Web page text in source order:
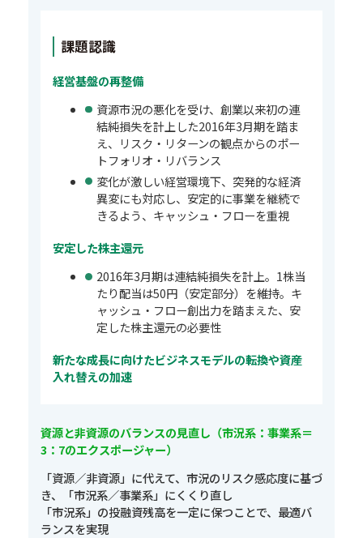
課題認識
経営基盤の再整備
資源市況の悪化を受け、創業以来初の連
結純損失を計上した2016年3月期を踏ま
え、リスク・リターンの観点からのポー
トフォリオ・リバランス
変化が激しい経営環境下、突発的な経済
異変にも対応し、安定的に事業を継続で
きるよう、キャッシュ・フローを重視
安定した株主還元
2016年3月期は連結純損失を計上。1株当
たり配当は50円（安定部分）を維持。キ
ャッシュ・フロー創出力を踏まえた、安
定した株主還元の必要性
新たな成長に向けたビジネスモデルの転換や資産
入れ替えの加速
資源と非資源のバランスの見直し（市況系：事業系＝
3：7のエクスポージャー）
「資源／非資源」に代えて、市況のリスク感応度に基づ
き、「市況系／事業系」にくくり直し
「市況系」の投融資残高を一定に保つことで、最適バ
ランスを実現